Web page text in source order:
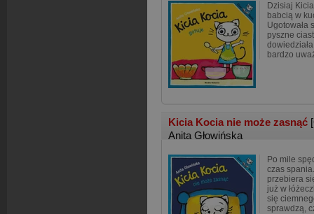
Dzisiaj
babcią w
Ugotowała
pyszne
bardzo
Kicia Kocia nie może zasnąć
Anita Głowińska
Po mile
czas
przebiera
już w
się
sprawdzą,